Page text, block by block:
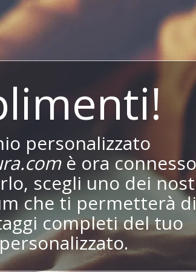
personalizzato
è ora
scegli uno dei
che ti permetterà di
completi del tuo